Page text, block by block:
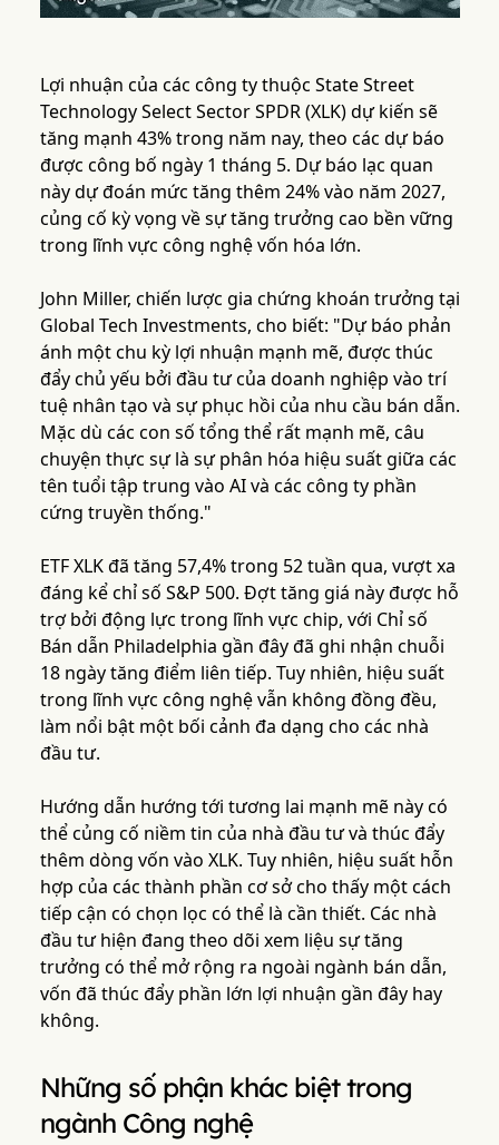
Lợi nhuận của các công ty thuộc State Street
Technology Select Sector SPDR (XLK) dự kiến sẽ
tăng mạnh 43% trong năm nay, theo các dự báo
được công bố ngày 1 tháng 5. Dự báo lạc quan
này dự đoán mức tăng thêm 24% vào năm 2027,
củng cố kỳ vọng về sự tăng trưởng cao bền vững
trong lĩnh vực công nghệ vốn hóa lớn.
John Miller, chiến lược gia chứng khoán trưởng tại
Global Tech Investments, cho biết: "Dự báo phản
ánh một chu kỳ lợi nhuận mạnh mẽ, được thúc
đẩy chủ yếu bởi đầu tư của doanh nghiệp vào trí
tuệ nhân tạo và sự phục hồi của nhu cầu bán dẫn.
Mặc dù các con số tổng thể rất mạnh mẽ, câu
chuyện thực sự là sự phân hóa hiệu suất giữa các
tên tuổi tập trung vào AI và các công ty phần
cứng truyền thống."
ETF XLK đã tăng 57,4% trong 52 tuần qua, vượt xa
đáng kể chỉ số S&P 500. Đợt tăng giá này được hỗ
trợ bởi động lực trong lĩnh vực chip, với Chỉ số
Bán dẫn Philadelphia gần đây đã ghi nhận chuỗi
18 ngày tăng điểm liên tiếp. Tuy nhiên, hiệu suất
trong lĩnh vực công nghệ vẫn không đồng đều,
làm nổi bật một bối cảnh đa dạng cho các nhà
đầu tư.
Hướng dẫn hướng tới tương lai mạnh mẽ này có
thể củng cố niềm tin của nhà đầu tư và thúc đẩy
thêm dòng vốn vào XLK. Tuy nhiên, hiệu suất hỗn
hợp của các thành phần cơ sở cho thấy một cách
tiếp cận có chọn lọc có thể là cần thiết. Các nhà
đầu tư hiện đang theo dõi xem liệu sự tăng
trưởng có thể mở rộng ra ngoài ngành bán dẫn,
vốn đã thúc đẩy phần lớn lợi nhuận gần đây hay
không.
Những số phận khác biệt trong
ngành Công nghệ